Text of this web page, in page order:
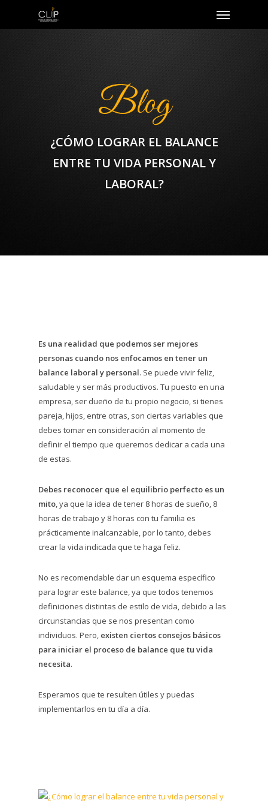
Blog
¿CÓMO LOGRAR EL BALANCE
ENTRE TU VIDA PERSONAL Y
LABORAL?
Es una realidad que podemos ser mejores
personas cuando nos enfocamos en tener un
balance laboral y personal. Se puede vivir feliz,
saludable y ser más productivos. Tu puesto en una
empresa, ser dueño de tu propio negocio, si tienes
pareja, hijos, entre otras, son ciertas variables que
debes tomar en consideración al momento de
definir el tiempo que queremos dedicar a cada una
de estas.
Debes reconocer que el equilibrio perfecto es un
mito, ya que la idea de tener 8 horas de sueño, 8
horas de trabajo y 8 horas con tu familia es
prácticamente inalcanzable, por lo tanto, debes
crear la vida indicada que te haga feliz.
No es recomendable dar un esquema específico
para lograr este balance, ya que todos tenemos
definiciones distintas de estilo de vida, debido a las
circunstancias que se nos presentan como
individuos. Pero, existen ciertos consejos básicos
para iniciar el proceso de balance que tu vida
necesita.
Esperamos que te resulten útiles y puedas
implementarlos en tu día a día.